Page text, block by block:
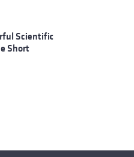
Scientific
Short